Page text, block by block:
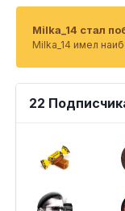
Milka_14 стал
Milka_14 имел
22